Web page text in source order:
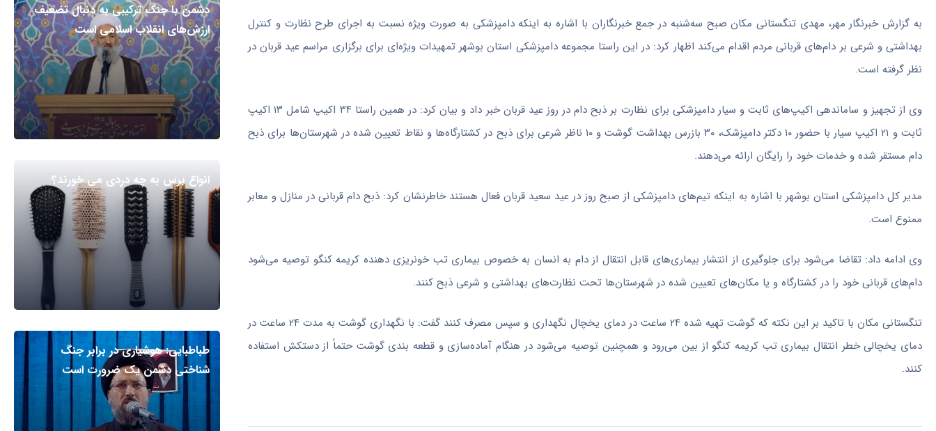
به گزارش خبرنگار مهر، مهدی تنگستانی مکان صبح سه‌شنبه در جمع خبرنگاران با اشاره به اینکه دامپزشکی به صورت ویژه نسبت به اجرای طرح نظارت و کنترل
بهداشتی و شرعی بر دام‌های قربانی مردم اقدام می‌کند اظهار کرد: در این راستا مجموعه دامپزشکی استان بوشهر تمهیدات ویژه‌ای برای برگزاری مراسم عید قربان در
نظر گرفته است.
وی از تجهیز و ساماندهی اکیپ‌های ثابت و سیار دامپزشکی برای نظارت بر ذبح دام در روز عید قربان خبر داد و بیان کرد: در همین راستا ۳۴ اکیپ شامل ۱۳ اکیپ
ثابت و ۲۱ اکیپ سیار با حضور ۱۰ دکتر دامپزشک، ۳۰ بازرس بهداشت گوشت و ۱۰ ناظر شرعی برای ذبح در کشتارگاه‌ها و نقاط تعیین شده در شهرستان‌ها برای ذبح
دام مستقر شده و خدمات خود را رایگان ارائه می‌دهند.
مدیر کل دامپزشکی استان بوشهر با اشاره به اینکه تیم‌های دامپزشکی از صبح روز در عید سعید قربان فعال هستند خاطرنشان کرد: ذبح دام قربانی در منازل و معابر
ممنوع است.
وی ادامه داد: تقاضا می‌شود برای جلوگیری از انتشار بیماری‌های قابل انتقال از دام به انسان به خصوص بیماری تب خونریزی دهنده کریمه کنگو توصیه می‌شود
دام‌های قربانی خود را در کشتارگاه و یا مکان‌های تعیین شده در شهرستان‌ها تحت نظارت‌های بهداشتی و شرعی ذبح کنند.
تنگستانی مکان با تاکید بر این نکته که گوشت تهیه شده ۲۴ ساعت در دمای یخچال نگهداری و سپس مصرف کنند گفت: با نگهداری گوشت به مدت ۲۴ ساعت در
دمای یخچالی خطر انتقال بیماری تب کریمه کنگو از بین می‌رود و همچنین توصیه می‌شود در هنگام آماده‌سازی و قطعه بندی گوشت حتماً از دستکش استفاده
کنند.
دشمن با جنگ ترکیبی به دنبال تضعیف
ارزش‌های انقلاب اسلامی است
انواع برس به چه دردی می خورند؟
طباطبایی: هوشیاری در برابر جنگ
شناختی دشمن یک ضرورت است